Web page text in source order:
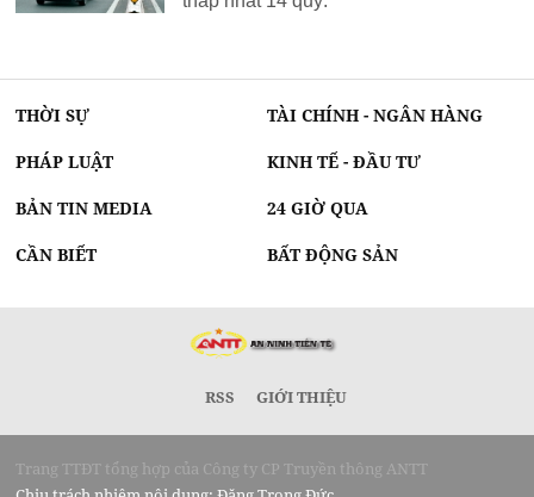
THỜI SỰ TÀI CHÍNH - NGÂN HÀNG
PHÁP LUẬT KINH TẾ - ĐẦU TƯ
BẢN TIN MEDIA 24 GIỜ QUA
CẦN BIẾT BẤT ĐỘNG SẢN
RSS GIỚI THIỆU
Trang TTĐT tổng hợp của Công ty CP Truyền thông ANTT